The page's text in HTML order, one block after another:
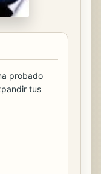
probado
tus